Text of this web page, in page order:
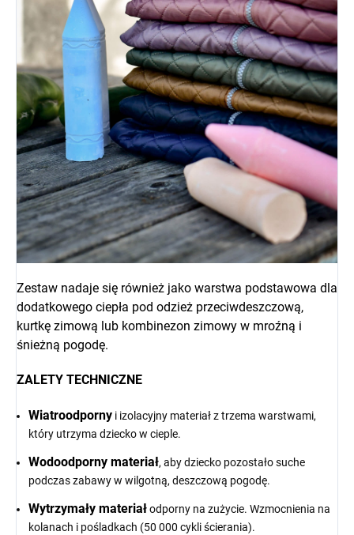
Zestaw nadaje się również jako warstwa podstawowa dla
dodatkowego ciepła pod odzież przeciwdeszczową,
kurtkę zimową lub kombinezon zimowy w mroźną i
śnieżną pogodę.
ZALETY TECHNICZNE
Wiatroodporny i izolacyjny materiał z trzema warstwami,
który utrzyma dziecko w cieple.
Wodoodporny materiał, aby dziecko pozostało suche
podczas zabawy w wilgotną, deszczową pogodę.
Wytrzymały materiałodporny na zużycie. Wzmocnienia na
kolanach i pośladkach (50 000 cykli ścierania).